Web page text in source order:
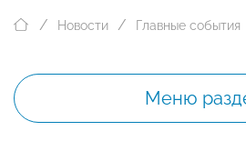
Новости Главные события
Меню